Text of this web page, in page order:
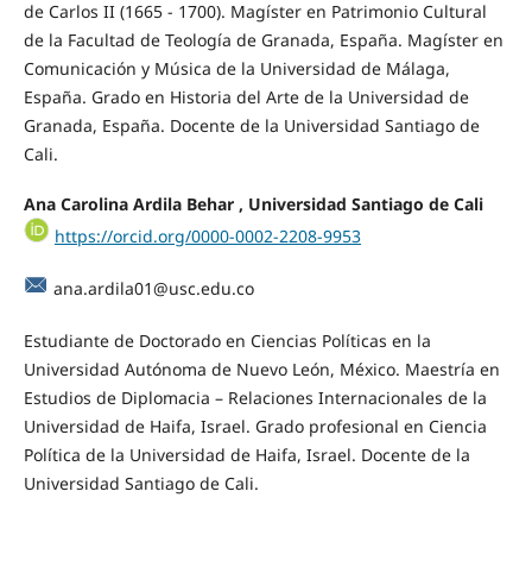
de Carlos II (1665 - 1700). Magíster en Patrimonio Cultural
de la Facultad de Teología de Granada, España. Magíster en
Comunicación y Música de la Universidad de Málaga,
España. Grado en Historia del Arte de la Universidad de
Granada, España. Docente de la Universidad Santiago de
Cali.
Ana Carolina Ardila Behar , Universidad Santiago de Cali
https://orcid.org/0000-0002-2208-9953
ana.ardila01@usc.edu.co
Estudiante de Doctorado en Ciencias Políticas en la
Universidad Autónoma de Nuevo León, México. Maestría en
Estudios de Diplomacia – Relaciones Internacionales de la
Universidad de Haifa, Israel. Grado profesional en Ciencia
Política de la Universidad de Haifa, Israel. Docente de la
Universidad Santiago de Cali.